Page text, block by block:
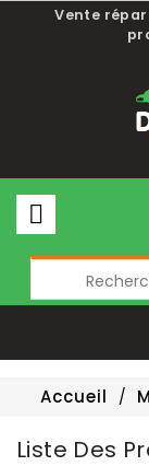
Vente
Accueil
Liste Des
Choisissez une